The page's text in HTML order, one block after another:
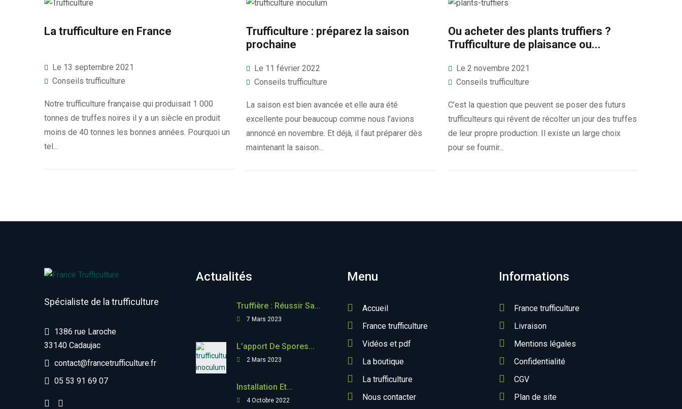
La trufficulture en France
Le 13 septembre 2021
Conseils trufficulture
Notre trufficulture française qui produisait 1 000
tonnes de truffes noires il y a un siècle en produit
moins de 40 tonnes les bonnes années. Pourquoi un
tel...
Trufficulture : préparez la saison
prochaine
Le 11 février 2022
Conseils trufficulture
La saison est bien avancée et elle aura été
excellente pour beaucoup comme nous l’avions
annoncé en novembre. Et déjà, il faut préparer dès
maintenant la saison...
Ou acheter des plants truffiers ?
Trufficulture de plaisance ou...
Le 2 novembre 2021
Conseils trufficulture
C’est la question que peuvent se poser des futurs
trufficulteurs qui rêvent de récolter un jour des truffes
de leur propre production. Il existe un large choix
pour se fournir...
Spécialiste de la trufficulture
1386 rue Laroche
33140 Cadaujac
contact@francetrufficulture.fr
05 53 91 69 07
Actualités
Truffière : Réussir Sa...
7 Mars 2023
L’apport De Spores...
2 Mars 2023
Installation Et...
4 Octobre 2022
Menu
Accueil
France trufficulture
Vidéos et pdf
La boutique
La trufficulture
Nous contacter
Informations
France trufficulture
Livraison
Mentions légales
Confidentialité
CGV
Plan de site